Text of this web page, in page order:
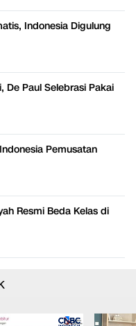
Indonesia Digulung
De Paul Selebrasi Pakai
Pemusatan
Resmi Beda Kelas di